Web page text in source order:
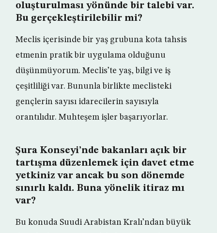
oluşturulması yönünde bir talebi var.
Bu gerçekleştirilebilir mi?
Meclis içerisinde bir yaş grubuna kota tahsis
etmenin pratik bir uygulama olduğunu
düşünmüyorum. Meclis’te yaş, bilgi ve iş
çeşitliliği var. Bununla birlikte meclisteki
gençlerin sayısı idarecilerin sayısıyla
orantılıdır. Muhteşem işler başarıyorlar.
Şura Konseyi’nde bakanları açık bir
tartışma düzenlemek için davet etme
yetkiniz var ancak bu son dönemde
sınırlı kaldı. Buna yönelik itiraz mı
var?
Bu konuda Suudi Arabistan Kralı’ndan büyük